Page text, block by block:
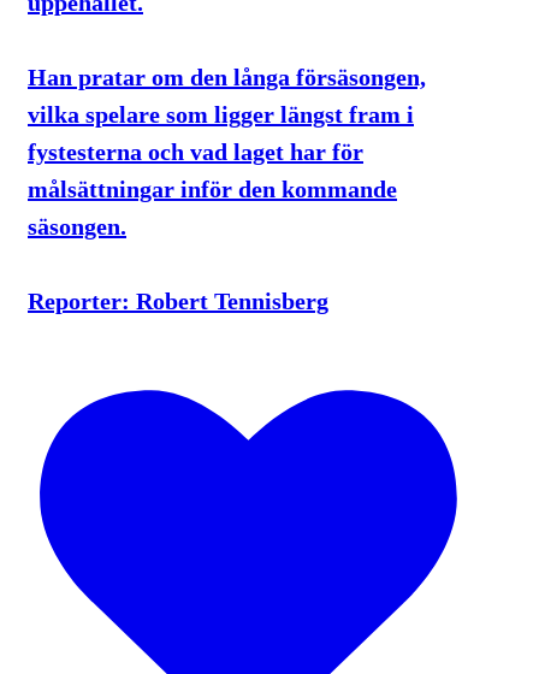
Han pratar om den långa försäsongen,
vilka spelare som ligger längst fram i
fystesterna och vad laget har för
målsättningar inför den kommande
säsongen.
Reporter: Robert Tennisberg